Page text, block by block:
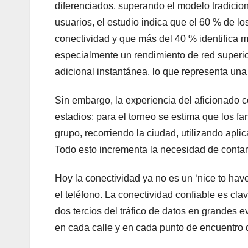
diferenciados, superando el modelo
usuarios, el estudio indica que el 60 % de
conectividad y que más del 40 % identifica
especialmente un rendimiento de red
adicional instantánea, lo que representa
Sin embargo, la experiencia del aficionado
estadios: para el torneo se estima que los
grupo, recorriendo la ciudad, utilizando
Todo esto incrementa la necesidad de
Hoy la conectividad ya no es un ‘nice to
el teléfono. La conectividad confiable es
dos tercios del tráfico de datos en grandes
en cada calle y en cada punto de encuentro